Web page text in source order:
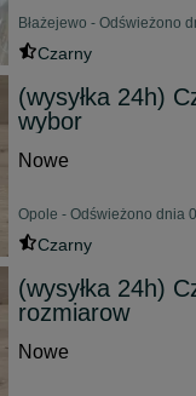
Błażejewo - Odświeżono
Czarny
(wysyłka 24h)
wybor
Nowe
Opole - Odświeżono dnia
Czarny
(wysyłka 24h)
rozmiarow
Nowe